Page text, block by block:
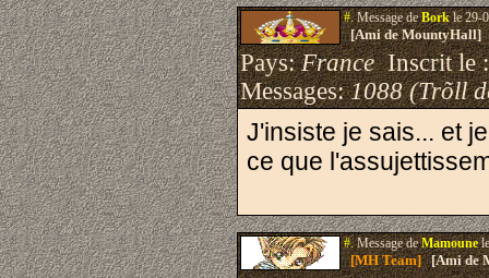
#.Message deBorkle 29-
[Ami de MountyHall]
Pays:FranceInscrit le
Messages:1088 (Trõll
J'insiste je sais... et
ce que
#.Message deMamoune
[MH Team][Ami de